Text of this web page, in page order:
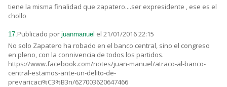
tiene la misma finalidad que zapatero....ser expresidente , ese es el
chollo
17. Publicado por juanmanuel el 21/01/2016 22:15
No solo Zapatero ha robado en el banco central, sino el congreso
en pleno, con la connivencia de todos los partidos.
https://www.facebook.com/notes/juan-manuel/atraco-al-banco-
central-estamos-ante-un-delito-de-
prevaricaci%C3%B3n/627003620647466